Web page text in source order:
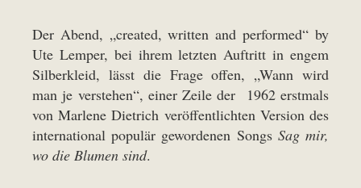
Der Abend, „created, written and performed“ by
Ute Lemper, bei ihrem letzten Auftritt in engem
Silberkleid, lässt die Frage offen, „Wann wird
man je verstehen“, einer Zeile der 1962 erstmals
von Marlene Dietrich veröffentlichten Version des
international populär gewordenen Songs Sag mir,
wo die Blumen sind.